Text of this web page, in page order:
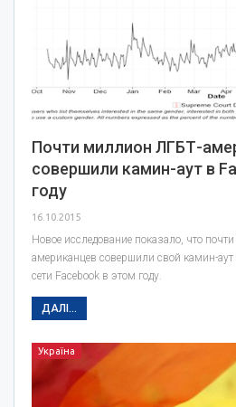
Почти миллион ЛГБТ-
совершили камин-аут в
году
16.10.2015
Новое исследование показало, что
американцев совершили свой камин-
сети Facebook в этом году.
ДАЛІ...
Україна